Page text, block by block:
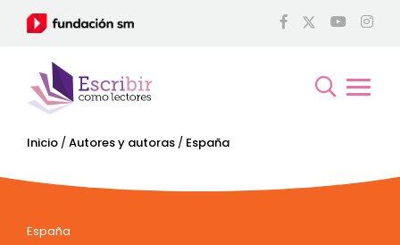
Inicio /Autores y autoras / España
España